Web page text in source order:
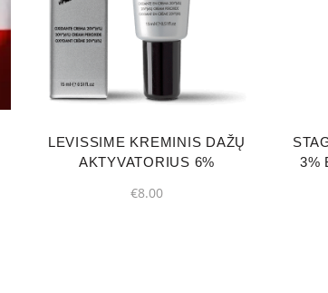
LEVISSIME KREMINIS DAŽŲ
AKTYVATORIUS 6%
€8.00
3%